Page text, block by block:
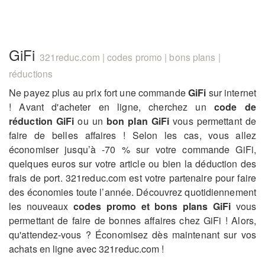
GiFi 321reduc.com | codes promo | bons plans |
réductions
Ne payez plus au prix fort une commandeGiFi sur internet
! Avant d'acheter en ligne, cherchez un code de
réduction GiFi ou un bon plan GiFi vous permettant de
faire de belles affaires ! Selon les cas, vous allez
économiser jusqu’à -70 % sur votre commande GiFi,
quelques euros sur votre article ou bien la déduction des
frais de port. 321reduc.com est votre partenaire pour faire
des économies toute l’année. Découvrez quotidiennement
les nouveaux codes promo et bons plans GiFi vous
permettant de faire de bonnes affaires chez GiFi ! Alors,
qu'attendez-vous ? Économisez dès maintenant sur vos
achats en ligne avec 321reduc.com !